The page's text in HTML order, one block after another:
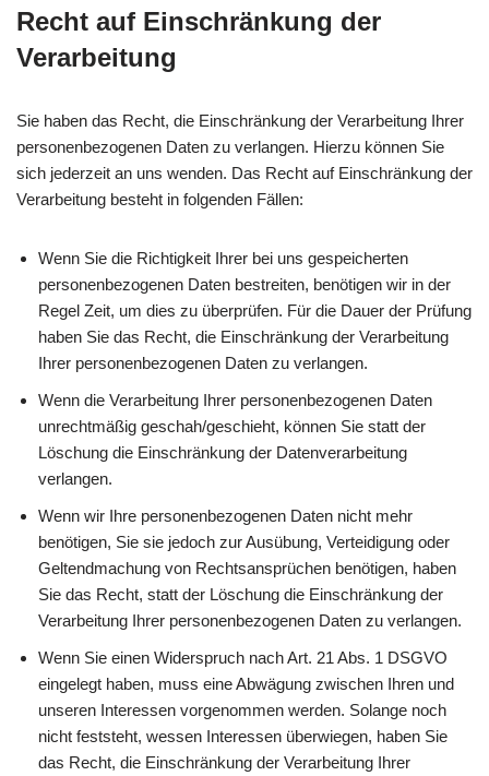
Recht auf Einschränkung der
Verarbeitung
Sie haben das Recht, die Einschränkung der Verarbeitung Ihrer
personenbezogenen Daten zu verlangen. Hierzu können Sie
sich jederzeit an uns wenden. Das Recht auf Einschränkung der
Verarbeitung besteht in folgenden Fällen:
Wenn Sie die Richtigkeit Ihrer bei uns gespeicherten
personenbezogenen Daten bestreiten, benötigen wir in der
Regel Zeit, um dies zu überprüfen. Für die Dauer der Prüfung
haben Sie das Recht, die Einschränkung der Verarbeitung
Ihrer personenbezogenen Daten zu verlangen.
Wenn die Verarbeitung Ihrer personenbezogenen Daten
unrechtmäßig geschah/geschieht, können Sie statt der
Löschung die Einschränkung der Datenverarbeitung
verlangen.
Wenn wir Ihre personenbezogenen Daten nicht mehr
benötigen, Sie sie jedoch zur Ausübung, Verteidigung oder
Geltendmachung von Rechtsansprüchen benötigen, haben
Sie das Recht, statt der Löschung die Einschränkung der
Verarbeitung Ihrer personenbezogenen Daten zu verlangen.
Wenn Sie einen Widerspruch nach Art. 21 Abs. 1 DSGVO
eingelegt haben, muss eine Abwägung zwischen Ihren und
unseren Interessen vorgenommen werden. Solange noch
nicht feststeht, wessen Interessen überwiegen, haben Sie
das Recht, die Einschränkung der Verarbeitung Ihrer